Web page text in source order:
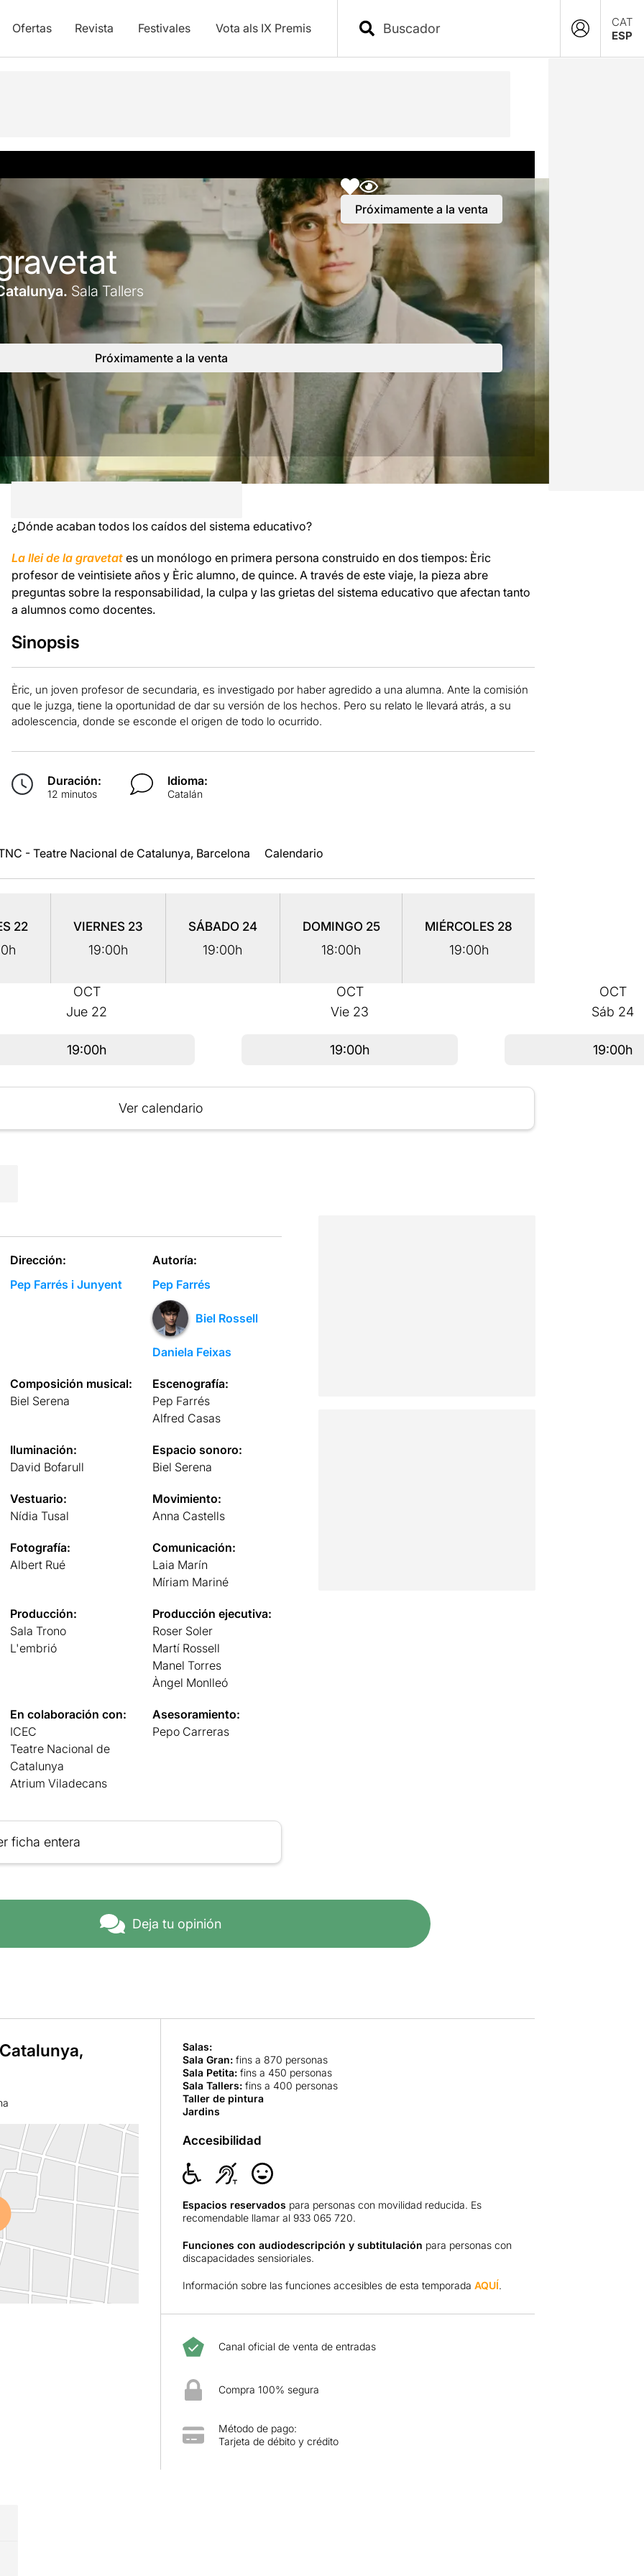
Ofertas Revista Festivales Vota als IX Premis
CAT
ESP
Info práctica
Próximamente a la venta
Sala Tallers
Próximamente a la venta
¿Dónde acaban todos los caídos del sistema educativo?
La llei de la gravetates un monólogo en primera persona construido en dos tiempos: Èric
profesor de veintisiete años y Èric alumno, de quince. A través de este viaje, la pieza abre
preguntas sobre la responsabilidad, la culpa y las grietas del sistema educativo que afectan tanto
a alumnos como docentes.
Sinopsis
Èric, un joven profesor de secundaria, es investigado por haber agredido a una alumna. Ante la comisión
que le juzga, tiene la oportunidad de dar su versión de los hechos. Pero su relato le llevará atrás, a su
adolescencia, donde se esconde el origen de todo lo ocurrido.
Duración:
12 minutos
Idioma:
Catalán
- Teatre Nacional de Catalunya, Barcelona Calendario
22 VIERNES 23
19:00h
SÁBADO 24
19:00h
DOMINGO 25
18:00h
MIÉRCOLES 28
19:00h
OCT
Jue 22
19:00h
OCT
Vie 23
19:00h
OCT
Sáb 24
19:00h
Ver calendario
Dirección:
Pep Farrés i Junyent
Autoría:
Pep Farrés
Biel Rossell
Daniela Feixas
Composición musical:
Biel Serena
Escenografía:
Pep Farrés
Alfred Casas
Iluminación:
David Bofarull
Espacio sonoro:
Biel Serena
Vestuario:
Nídia Tusal
Movimiento:
Anna Castells
Fotografía:
Albert Rué
Comunicación:
Laia Marín
Míriam Mariné
Producción:
Sala Trono
L'embrió
Producción ejecutiva:
Roser Soler
Martí Rossell
Manel Torres
Àngel Monlleó
En colaboración con:
ICEC
Teatre Nacional de
Catalunya
Atrium Viladecans
Asesoramiento:
Pepo Carreras
ficha entera
Deja tu opinión
Salas:
Sala Gran: fins a 870 personas
Sala Petita: fins a 450 personas
Sala Tallers: fins a 400 personas
Taller de pintura
Jardins
Accesibilidad
Espacios reservados para personas con movilidad reducida. Es
recomendable llamar al 933 065 720.
Funciones con audiodescripción y subtitulación para personas con
discapacidades sensioriales.
Información sobre las funciones accesibles de esta temporada AQUÍ.
Canal oficial de venta de entradas
Compra 100% segura
Método de pago:
Tarjeta de débito y crédito